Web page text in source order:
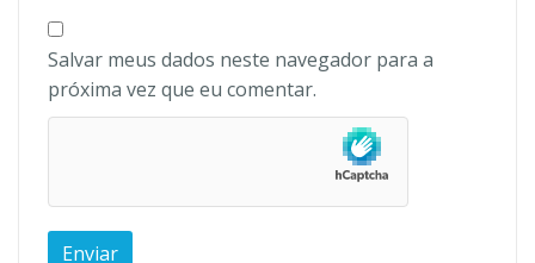
Salvar meus dados neste navegador para a
próxima vez que eu comentar.